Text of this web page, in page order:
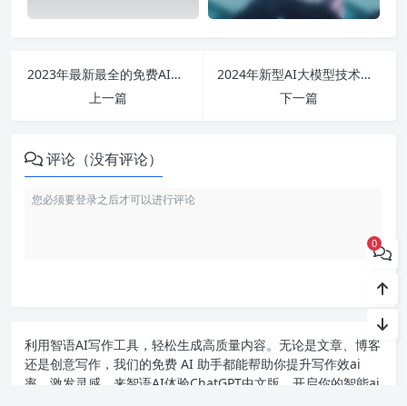
2023年最新最全的免费AI绘画软件推荐-轻松绘出你的创意艺术作品！
上一篇
2024年新型AI大模型技术白皮书发布 – 如何选择适合自己的AI大模型课程与应用场景
下一篇
评论（没有评论）
利用智语AI写作工具，轻松生成高质量内容。无论是文章、博客
还是创意写作，我们的免费 AI 助手都能帮助你提升写作效ai
率，激发灵感。来智语AI体验ChatGPT中文版 ，开启你的智能ai
0